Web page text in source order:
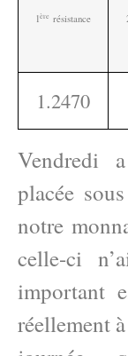
1ère résistance
1.2470
Vendredi
placée
notre
celle-ci
important
réellement